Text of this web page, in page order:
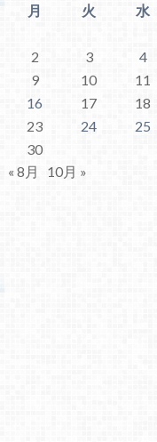
月
火 水
2
3 4
9
10 11
16
17 18
23
24 25
30
« 8月
10月 »